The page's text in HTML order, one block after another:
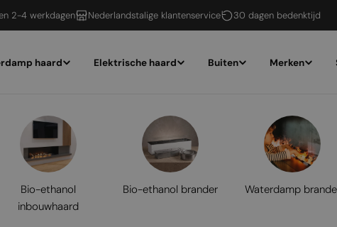
2-4 werkdagen Nederlandstalige klantenservice 30 dagen bedenktijd
haard Elektrische haard Buiten Merken
Bio-ethanol
inbouwhaard
Bio-ethanol brander Waterdamp